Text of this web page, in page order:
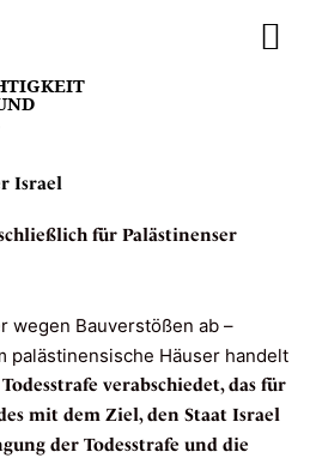
Israel
für Palästinenser
wegen Bauverstößen ab –
palästinensische Häuser handelt
verabschiedet, das für
mit dem Ziel, den Staat Israel
der Todesstrafe und die